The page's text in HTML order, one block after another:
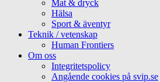
Mat & dryck
Hälsa
Sport & äventyr
Teknik / vetenskap
Human Frontiers
Om oss
Integritetspolicy
Angående cookies på svip.se